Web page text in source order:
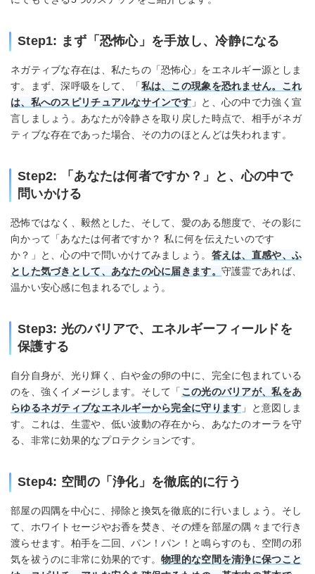
Step1: まず「恐怖心」を手放し、冷静になる
ネガティブな存在は、私たちの「恐怖心」をエネルギー源としま
す。まず、深呼吸をして、「私は、この現象を恐れません。これ
は、私へのスピリチュアルなサインです 」と、心の中で力強く宣
言しましょう。あなたが冷静さを取り戻した時点で、相手がネガ
ティブな存在であった場合、その力のほとんどは失われます。
Step2: 「あなたは何者ですか？」と、心の中で
問いかける
恐怖ではなく、毅然とした、そして、愛のある態度で、その影に
向かって「あなたは何者ですか？ 私に何を伝えたいのです
か？」と、心の中で問いかけてみましょう。 答えは、直感や、ふ
とした気づきとして、あなたの心に届きます。 守護霊であれば、
温かい安心感に包まれるでしょう。
Step3: 光のバリアで、エネルギーフィールドを
保護する
自分自身が、光り輝く、白や金の卵の中に、完全に包まれている
のを、強くイメージします。そして「 この光のバリアが、私をあ
らゆるネガティブなエネルギーから完全に守ります 」と意図しま
す。これは、生霊や、低い波動の存在から、あなたのオーラを守
る、非常に効果的なプロテクションです。
Step4: 空間の「浄化」を徹底的に行う
部屋の四隅を中心に、掃除と換気を徹底的に行いましょう。そし
て、ホワイトセージやお香を焚き、その煙を部屋の隅々まで行き
渡らせます。柏手を二回、パン！パン！と鳴らすのも、空間の邪
気を祓うのに非常に効果的です。物理的な空間を清浄に保つこと